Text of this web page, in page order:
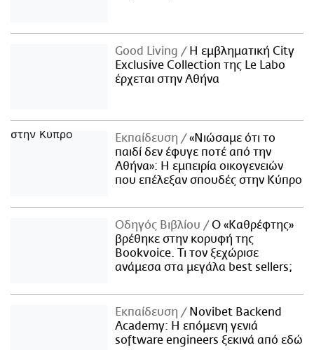
Good Living
Η εμβληματική City
Exclusive Collection της Le Labo
έρχεται στην Αθήνα
Εκπαίδευση
«Νιώσαμε ότι το
παιδί δεν έφυγε ποτέ από την
Αθήνα»: Η εμπειρία οικογενειών
που επέλεξαν σπουδές στην Κύπρο
Οδηγός Βιβλίου
Ο «Καθρέφτης»
βρέθηκε στην κορυφή της
Bookvoice. Τι τον ξεχώρισε
ανάμεσα στα μεγάλα best sellers;
Εκπαίδευση
Novibet Backend
Academy: Η επόμενη γενιά
software engineers ξεκινά από εδώ